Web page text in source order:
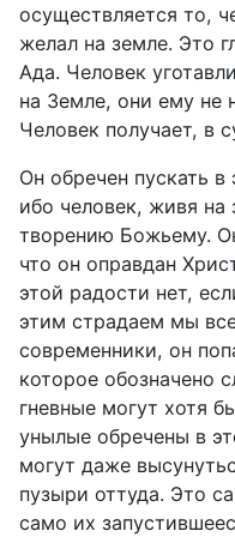
осуществляется то,
желал на земле. Это
Ада. Человек
на Земле, они ему не
Человек получает, в
Он обречен пускать
ибо человек, живя на
творению Божьему.
что он оправдан
этой радости нет,
этим страдаем мы
современники, он
которое обозначено
гневные могут хотя
унылые обречены в
могут даже
пузыри оттуда. Это
само их